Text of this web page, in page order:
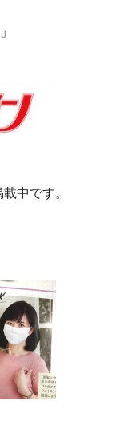
中です。